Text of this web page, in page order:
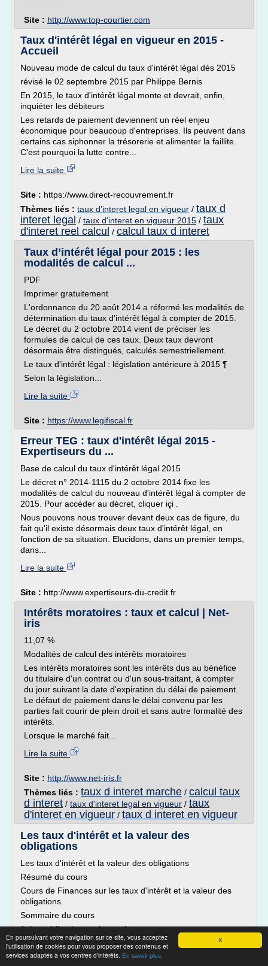
X
En poursuivant votre navigation sur ce site, vous acceptez
l'utilisation de cookies pour vous proposer des contenus et
services adaptés à vos centres d'intérêts. En savoir plus
Site : http://www.top-courtier.com
Taux d'intérêt légal en vigueur en 2015 -
Accueil
Nouveau mode de calcul du taux d'intérêt légal dès 2015
révisé le 02 septembre 2015 par Philippe Bernis
En 2015, le taux d'intérêt légal monte et devrait, enfin,
inquiéter les débiteurs
Les retards de paiement deviennent un réel enjeu
économique pour beaucoup d'entreprises. Ils peuvent dans
certains cas siphonner la trésorerie et alimenter la faillite.
C'est pourquoi la lutte contre...
Lire la suite
Site : https://www.direct-recouvrement.fr
Thèmes liés : taux d'interet legal en vigueur / taux d
interet legal / taux d'interet en vigueur 2015 / taux
d'interet reel calcul / calcul taux d interet
Taux d’intérêt légal pour 2015 : les
modalités de calcul ...
PDF
Imprimer gratuitement
L'ordonnance du 20 août 2014 a réformé les modalités de
détermination du taux d'intérêt légal à compter de 2015.
Le décret du 2 octobre 2014 vient de préciser les
formules de calcul de ces taux. Deux taux devront
désormais être distingués, calculés semestriellement.
Le taux d'intérêt légal : législation antérieure à 2015 ¶
Selon la législation...
Lire la suite
Site : https://www.legifiscal.fr
Erreur TEG : taux d'intérêt légal 2015 -
Expertiseurs du ...
Base de calcul du taux d'intérêt légal 2015
Le décret n° 2014-1115 du 2 octobre 2014 fixe les
modalités de calcul du nouveau d'intérêt légal à compter de
2015. Pour accéder au décret, cliquer içi .
Nous pouvons nous trouver devant deux cas de figure, du
fait qu'il existe désormais deux taux d'intérêt légal, en
fonction de sa situation. Elucidons, dans un premier temps,
dans...
Lire la suite
Site : http://www.expertiseurs-du-credit.fr
Intérêts moratoires : taux et calcul | Net-
iris
11,07 %
Modalités de calcul des intérêts moratoires
Les intérêts moratoires sont les intérêts dus au bénéfice
du titulaire d'un contrat ou d'un sous-traitant, à compter
du jour suivant la date d'expiration du délai de paiement.
Le défaut de paiement dans le délai convenu par les
parties fait courir de plein droit et sans autre formalité des
intérêts.
Lorsque le marché fait...
Lire la suite
Site : http://www.net-iris.fr
Thèmes liés : taux d interet marche / calcul taux
d interet / taux d'interet legal en vigueur / taux
d'interet en vigueur / taux d interet en vigueur
Les taux d'intérêt et la valeur des
obligations
Les taux d'intérêt et la valeur des obligations
Résumé du cours
Cours de Finances sur les taux d'intérêt et la valeur des
obligations.
Sommaire du cours
1. Les obligations et leur valeur
2. Quelques caractéristiques des obligations
3. La cotation des obligations